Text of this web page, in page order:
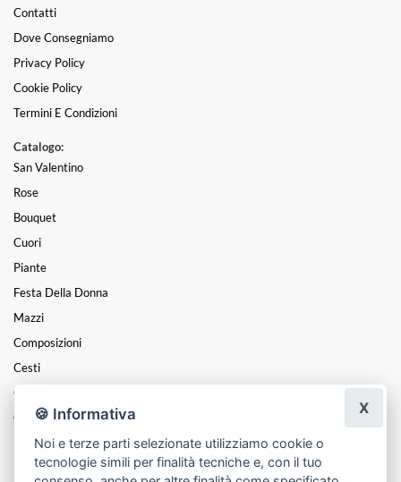
Contatti
Dove Consegniamo
Privacy Policy
Cookie Policy
Termini E Condizioni
Catalogo:
San Valentino
Rose
Bouquet
Cuori
Piante
Festa Della Donna
Mazzi
Composizioni
Cesti
Centrotavola
Coroncine
Funebre
Natale
🍪 Informativa
Noi e terze parti selezionate utilizziamo cookie o
tecnologie simili per finalità tecniche e, con il tuo
X